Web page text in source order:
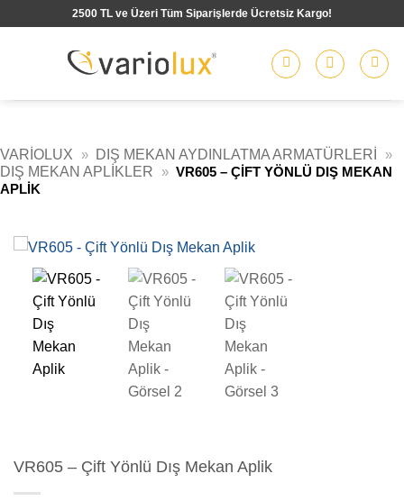
2500 TL ve Üzeri Tüm Siparişlerde Ücretsiz Kargo!
VARIOLUX » DIŞ MEKAN AYDINLATMA ARMATÜRLERI
»
DIŞ MEKAN APLIKLER
» VR605 – ÇIFT YÖNLÜ DIŞ MEKAN
APLIK
VR605 – Çift Yönlü Dış Mekan Aplik